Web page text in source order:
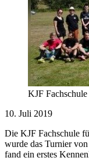
KJF
10. Juli 2019
Die KJF Fachschule
wurde das Turnier
fand ein erstes